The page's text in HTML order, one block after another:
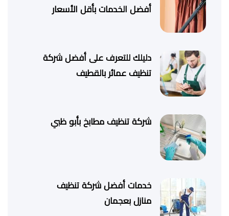
أفضل الخدمات بأقل الأسعار
دليلك للتعرف على أفضل شركة
تنظيف عمائر بالقطيف
شركة تنظيف مطابخ بأبو ظبي
خدمات أفضل شركة تنظيف
منازل بعجمان